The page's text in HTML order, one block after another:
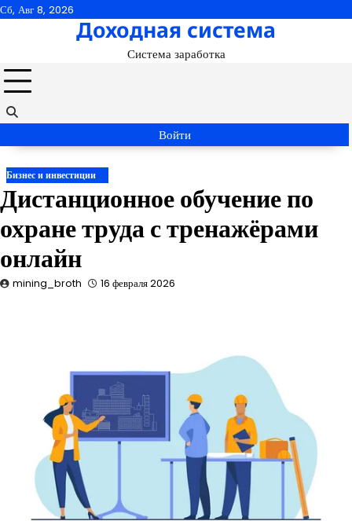
Перейти
Сб, Авг 8, 2026
Доходная система
Система заработка
Войти
Бизнес и инвестиции
Дистанционное обучение по
охране труда с тренажёрами
онлайн
mining_broth 16 февраля 2026